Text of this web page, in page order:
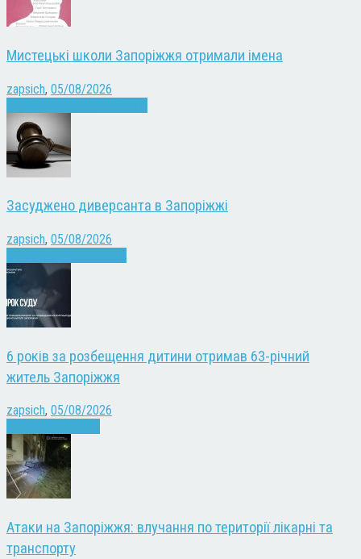
Мистецькі школи Запоріжжя отримали імена
zapsich, 05/08/2026
Засуджено диверсанта в Запоріжжі
zapsich, 05/08/2026
6 років за розбещення дитини отримав 63-річний
житель Запоріжжя
zapsich, 05/08/2026
Атаки на Запоріжжя: влучання по території лікарні та
транспорту